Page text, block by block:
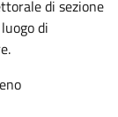
di sezione
di